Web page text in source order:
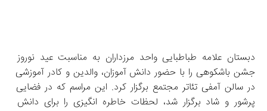
دبستان علامه طباطبایی واحد مرزداران به مناسبت عید نوروز
جشن باشکوهی را با حضور دانش‌ آموزان، والدین و کادر آموزشی
در سالن آمفی‌ تئاتر مجتمع برگزار کرد. این مراسم که در فضایی